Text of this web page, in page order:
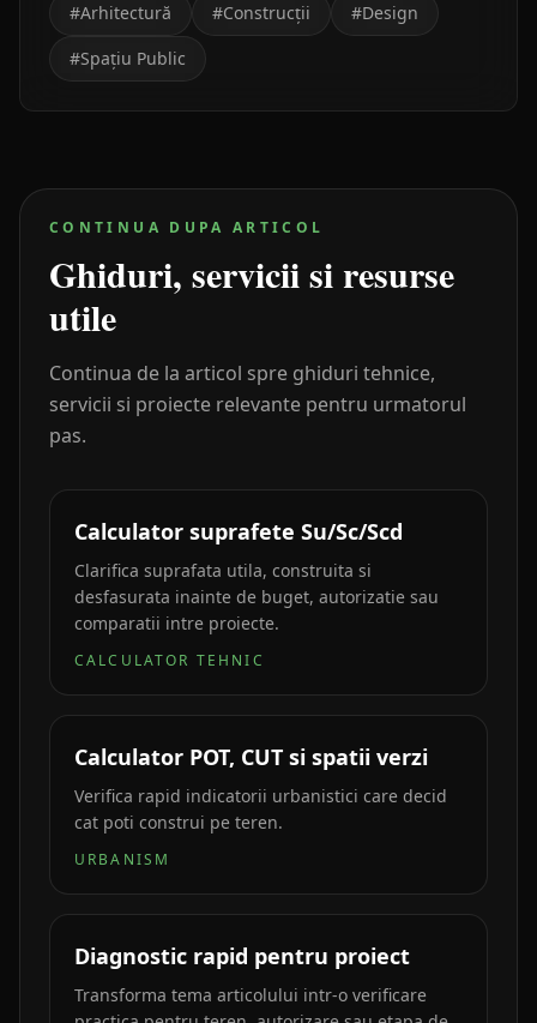
#Arhitectură #Construcții #Design
#Spațiu Public
CONTINUA DUPA ARTICOL
Ghiduri, servicii si resurse
utile
Continua de la articol spre ghiduri tehnice,
servicii si proiecte relevante pentru urmatorul
pas.
Calculator suprafete Su/Sc/Scd
Clarifica suprafata utila, construita si
desfasurata inainte de buget, autorizatie sau
comparatii intre proiecte.
CALCULATOR TEHNIC
Calculator POT, CUT si spatii verzi
Verifica rapid indicatorii urbanistici care decid
cat poti construi pe teren.
URBANISM
Diagnostic rapid pentru proiect
Transforma tema articolului intr-o verificare